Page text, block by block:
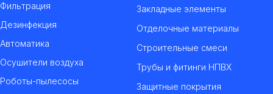
Фильтрация
Дезинфекция
Автоматика
Осушители воздуха
Роботы-пылесосы
Закладные элементы
Отделочные материалы
Строительные смеси
Трубы и фитинги НПВХ
Защитные покрытия